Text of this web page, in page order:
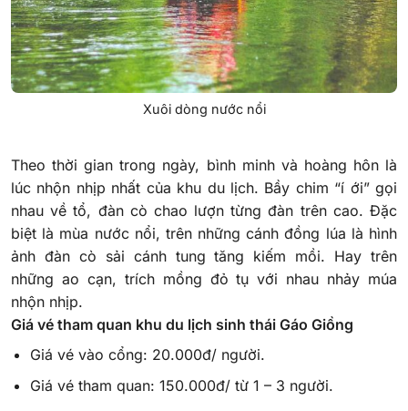
Xuôi dòng nước nổi
Theo thời gian trong ngày, bình minh và hoàng hôn là
lúc nhộn nhịp nhất của khu du lịch. Bầy chim “í ới” gọi
nhau về tổ, đàn cò chao lượn từng đàn trên cao. Đặc
biệt là mùa nước nổi, trên những cánh đồng lúa là hình
ảnh đàn cò sải cánh tung tăng kiếm mồi. Hay trên
những ao cạn, trích mồng đỏ tụ với nhau nhảy múa
nhộn nhịp.
Giá vé tham quan khu du lịch sinh thái Gáo Giồng
Giá vé vào cổng: 20.000đ/ người.
Giá vé tham quan: 150.000đ/ từ 1 – 3 người.